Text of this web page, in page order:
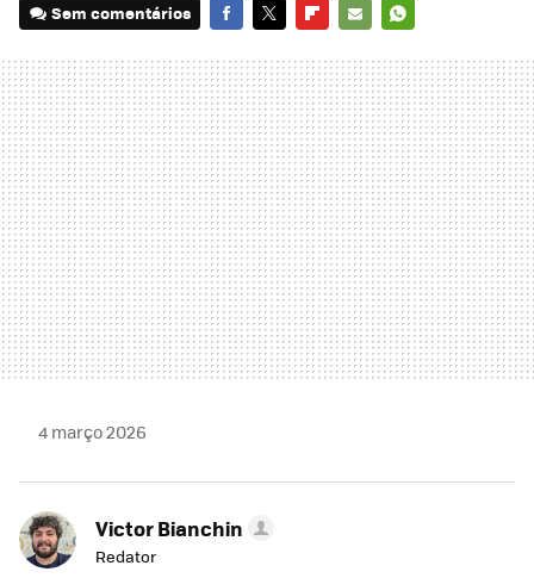
Sem comentários
MAIL
4 março 2026
Victor Bianchin
Redator